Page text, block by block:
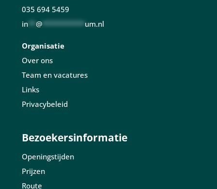
035 694 5459
in** @*********** um.nl
Organisatie
Over ons
Team en vacatures
Links
Privacybeleid
Bezoekersinformatie
Openingstijden
Prijzen
Route